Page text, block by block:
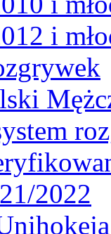
i
2022